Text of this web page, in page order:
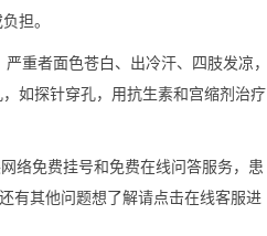
担。
重者面色苍白、出冷汗、四肢发凉，
如探针穿孔，用抗生素和宫缩剂治疗
络免费挂号和免费在线问答服务，患
有其他问题想了解请点击在线客服进